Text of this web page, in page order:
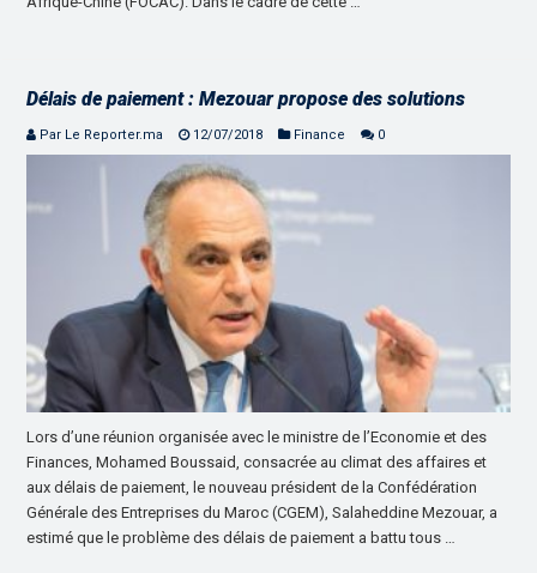
Délais de paiement : Mezouar propose des solutions
Par Le Reporter.ma 12/07/2018 Finance 0
Lors d’une réunion organisée avec le ministre de l’Economie et des
Finances, Mohamed Boussaid, consacrée au climat des affaires et
aux délais de paiement, le nouveau président de la Confédération
Générale des Entreprises du Maroc (CGEM), Salaheddine Mezouar, a
estimé que le problème des délais de paiement a battu tous …